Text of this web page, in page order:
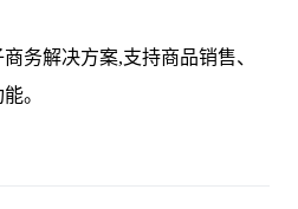
务解决方案,支持商品销售、
。